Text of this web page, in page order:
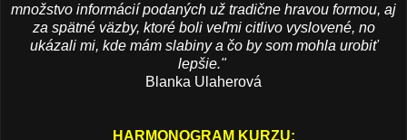
množstvo informácií podaných už tradične hravou formou, aj
za spätné väzby, ktoré boli veľmi citlivo vyslovené, no
ukázali mi, kde mám slabiny a čo by som mohla urobiť
lepšie."
Blanka Ulaherová
HARMONOGRAM KURZU: